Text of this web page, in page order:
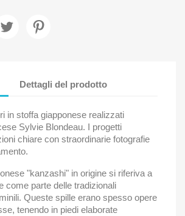
Dettagli del prodotto
in stoffa giapponese realizzati
Sylvie Blondeau. I progetti
chiare con straordinarie fotografie
"kanzashi" in origine si riferiva a
come parte delle tradizionali
Queste spille erano spesso opere
tenendo in piedi elaborate